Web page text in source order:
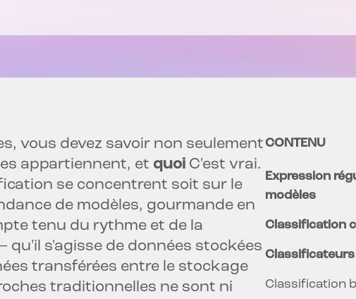
vous devez savoir non seulement
appartiennent, et quoi C'est vrai.
se concentrent soit sur le
de modèles, gourmande en
tenu du rythme et de la
qu'il s'agisse de données stockées
transférées entre le stockage
traditionnelles ne sont ni
CONTENU
Expression
modèles
Classification
Classification